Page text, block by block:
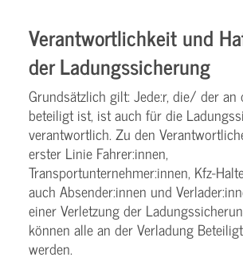
Verantwortlichkeit und
der Ladungssicherung
Grundsätzlich gilt: Jede:r, die/ der an
beteiligt ist, ist auch für die
verantwortlich. Zu den
erster Linie Fahrer:innen,
Transportunternehmer:innen, Kfz-
auch Absender:innen und
einer Verletzung der
können alle an der Verladung
werden.